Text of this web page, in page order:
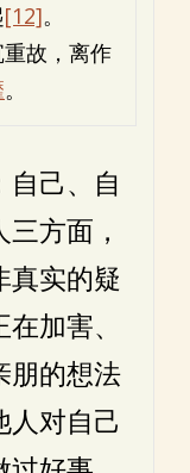
[12]。
故，离作
。
自己、自
方面，
真实的疑
加害、
朋的想法
人对自己